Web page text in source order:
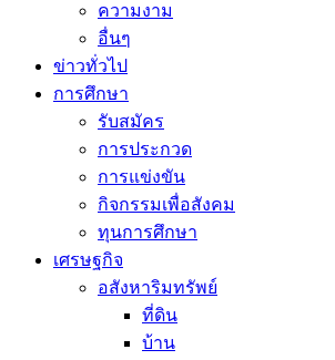
ความงาม
อื่นๆ
ข่าวทั่วไป
การศึกษา
รับสมัคร
การประกวด
การแข่งขัน
กิจกรรมเพื่อสังคม
ทุนการศึกษา
เศรษฐกิจ
อสังหาริมทรัพย์
ที่ดิน
บ้าน